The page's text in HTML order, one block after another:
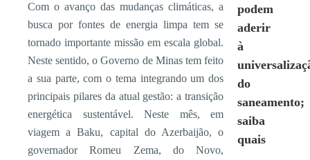
Com o avanço das mudanças climáticas, a
busca por fontes de energia limpa tem se
tornado importante missão em escala global.
Neste sentido, o Governo de Minas tem feito
a sua parte, com o tema integrando um dos
principais pilares da atual gestão: a transição
energética sustentável. Neste mês, em
viagem a Baku, capital do Azerbaijão, o
governador Romeu Zema, do Novo,
podem
aderir
à
do
saneamento;
saiba
quais